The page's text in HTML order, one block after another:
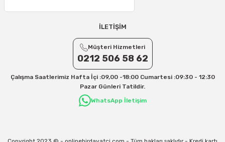
İLETİŞİM
Müşteri Hizmetleri
0212 506 58 62
Çalışma Saatlerimiz Hafta İçi :09,00 -18:00 Cumartesi :09:30 - 12:30
Pazar Günleri Tatildir.
WhatsApp İletişim